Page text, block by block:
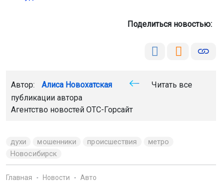
Поделиться новостью:
Автор: Алиса Новохатская
Читать все
публикации автора
Агентство новостей ОТС-Горсайт
духи мошенники происшествия
метро
Новосибирск
Главная Новости Авто